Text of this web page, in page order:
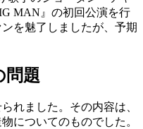
MAN』の初回公演を行
を魅了しましたが、予期
問題
れました。その内容は、
についてのものでした。